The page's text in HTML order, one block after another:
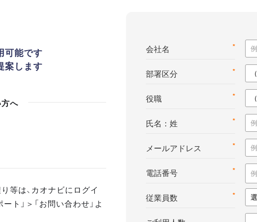
可能です
案します
へ
等は、カオナビにログイ
ト」＞「お問い合わせ」よ
*
会社名
*
部署区分
*
役職
*
氏名：姓
*
メールアドレス
*
電話番号
*
従業員数